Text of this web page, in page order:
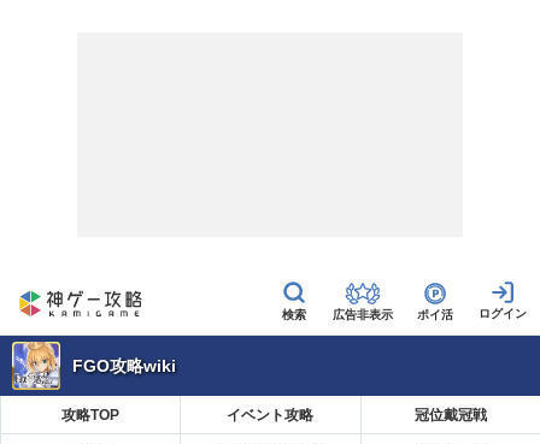
広告非表示 ポイ活
FGO攻略wiki
攻略TOP イベント攻略 冠位戴冠戦